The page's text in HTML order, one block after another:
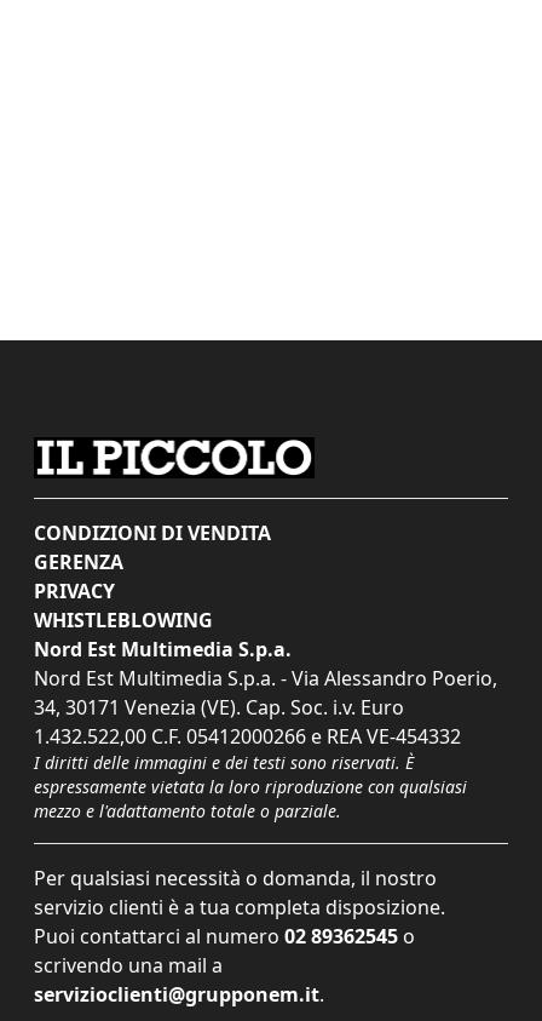
CONDIZIONI DI VENDITA
GERENZA
PRIVACY
WHISTLEBLOWING
Nord Est Multimedia S.p.a.
Nord Est Multimedia S.p.a. - Via Alessandro Poerio,
34, 30171 Venezia (VE). Cap. Soc. i.v. Euro
1.432.522,00 C.F. 05412000266 e REA VE-454332
I diritti delle immagini e dei testi sono riservati. È
espressamente vietata la loro riproduzione con qualsiasi
mezzo e l'adattamento totale o parziale.
Per qualsiasi necessità o domanda, il nostro
servizio clienti è a tua completa disposizione.
Puoi contattarci al numero 02 89362545 o
scrivendo una mail a
servizioclienti@grupponem.it.